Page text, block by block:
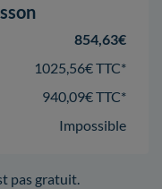
854,63€
1025,56€ TTC*
940,09€ TTC*
Impossible
pas gratuit.